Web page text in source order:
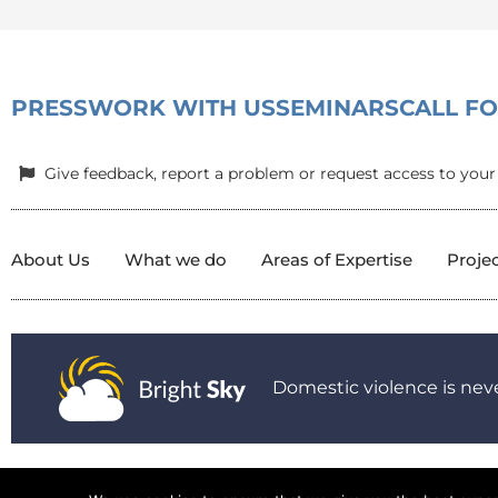
PRESSWORK WITH USSEMINARSCALL
Give feedback, report a problem or request access to
About Us What we do Areas of Expertise
Domestic violence is